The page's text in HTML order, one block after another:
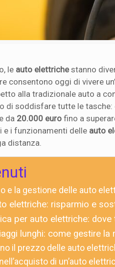
le auto elettrichestanno
consentono oggi di vivere
alla tradizionale auto a
di soddisfare tutte le
da 20.000 euro fino a
e i funzionamenti delle auto
distanza.
e la gestione delle auto
elettriche: risparmio e
per auto elettriche:
lunghi: come gestire la
il prezzo delle auto
di un’auto